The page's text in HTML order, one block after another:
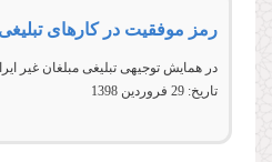
رمز موفقیت در کارهای تبلیغی
در همايش توجيهی تبليغی مبلغان غیر
تاریخ: 29 فروردين 1398